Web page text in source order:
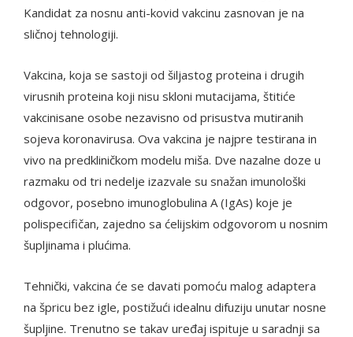
Kandidat za nosnu anti-kovid vakcinu zasnovan je na
sličnoj tehnologiji.
Vakcina, koja se sastoji od šiljastog proteina i drugih
virusnih proteina koji nisu skloni mutacijama, štitiće
vakcinisane osobe nezavisno od prisustva mutiranih
sojeva koronavirusa. Ova vakcina je najpre testirana in
vivo na predkliničkom modelu miša. Dve nazalne doze u
razmaku od tri nedelje izazvale su snažan imunološki
odgovor, posebno imunoglobulina A (IgAs) koje je
polispecifičan, zajedno sa ćelijskim odgovorom u nosnim
šupljinama i plućima.
Tehnički, vakcina će se davati pomoću malog adaptera
na špricu bez igle, postižući idealnu difuziju unutar nosne
šupljine. Trenutno se takav uređaj ispituje u saradnji sa